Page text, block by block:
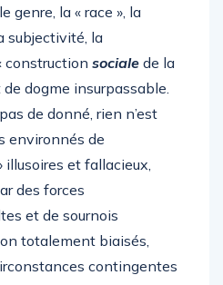
genre, la « race », la
subjectivité, la
construction sociale de la
dogme insurpassable.
de donné, rien n’est
environnés de
illusoires et fallacieux,
des forces
et de sournois
totalement biaisés,
contingentes